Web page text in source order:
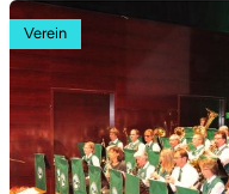
Mehr
Verein